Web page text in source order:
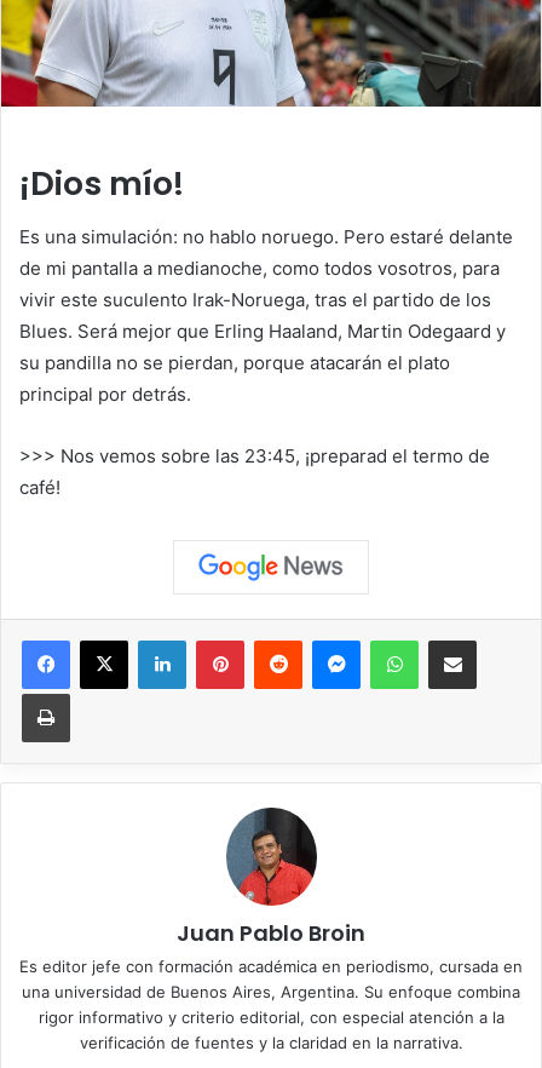
¡Dios mío!
Es una simulación: no hablo noruego. Pero estaré delante
de mi pantalla a medianoche, como todos vosotros, para
vivir este suculento Irak-Noruega, tras el partido de los
Blues. Será mejor que Erling Haaland, Martin Odegaard y
su pandilla no se pierdan, porque atacarán el plato
principal por detrás.
>>> Nos vemos sobre las 23:45, ¡preparad el termo de
café!
Facebook
X LinkedInPinterestReddit MessengerWhatsAppCompartir vía correo
Imprimir
Juan Pablo Broin
Es editor jefe con formación académica en periodismo, cursada en
una universidad de Buenos Aires, Argentina. Su enfoque combina
rigor informativo y criterio editorial, con especial atención a la
verificación de fuentes y la claridad en la narrativa.